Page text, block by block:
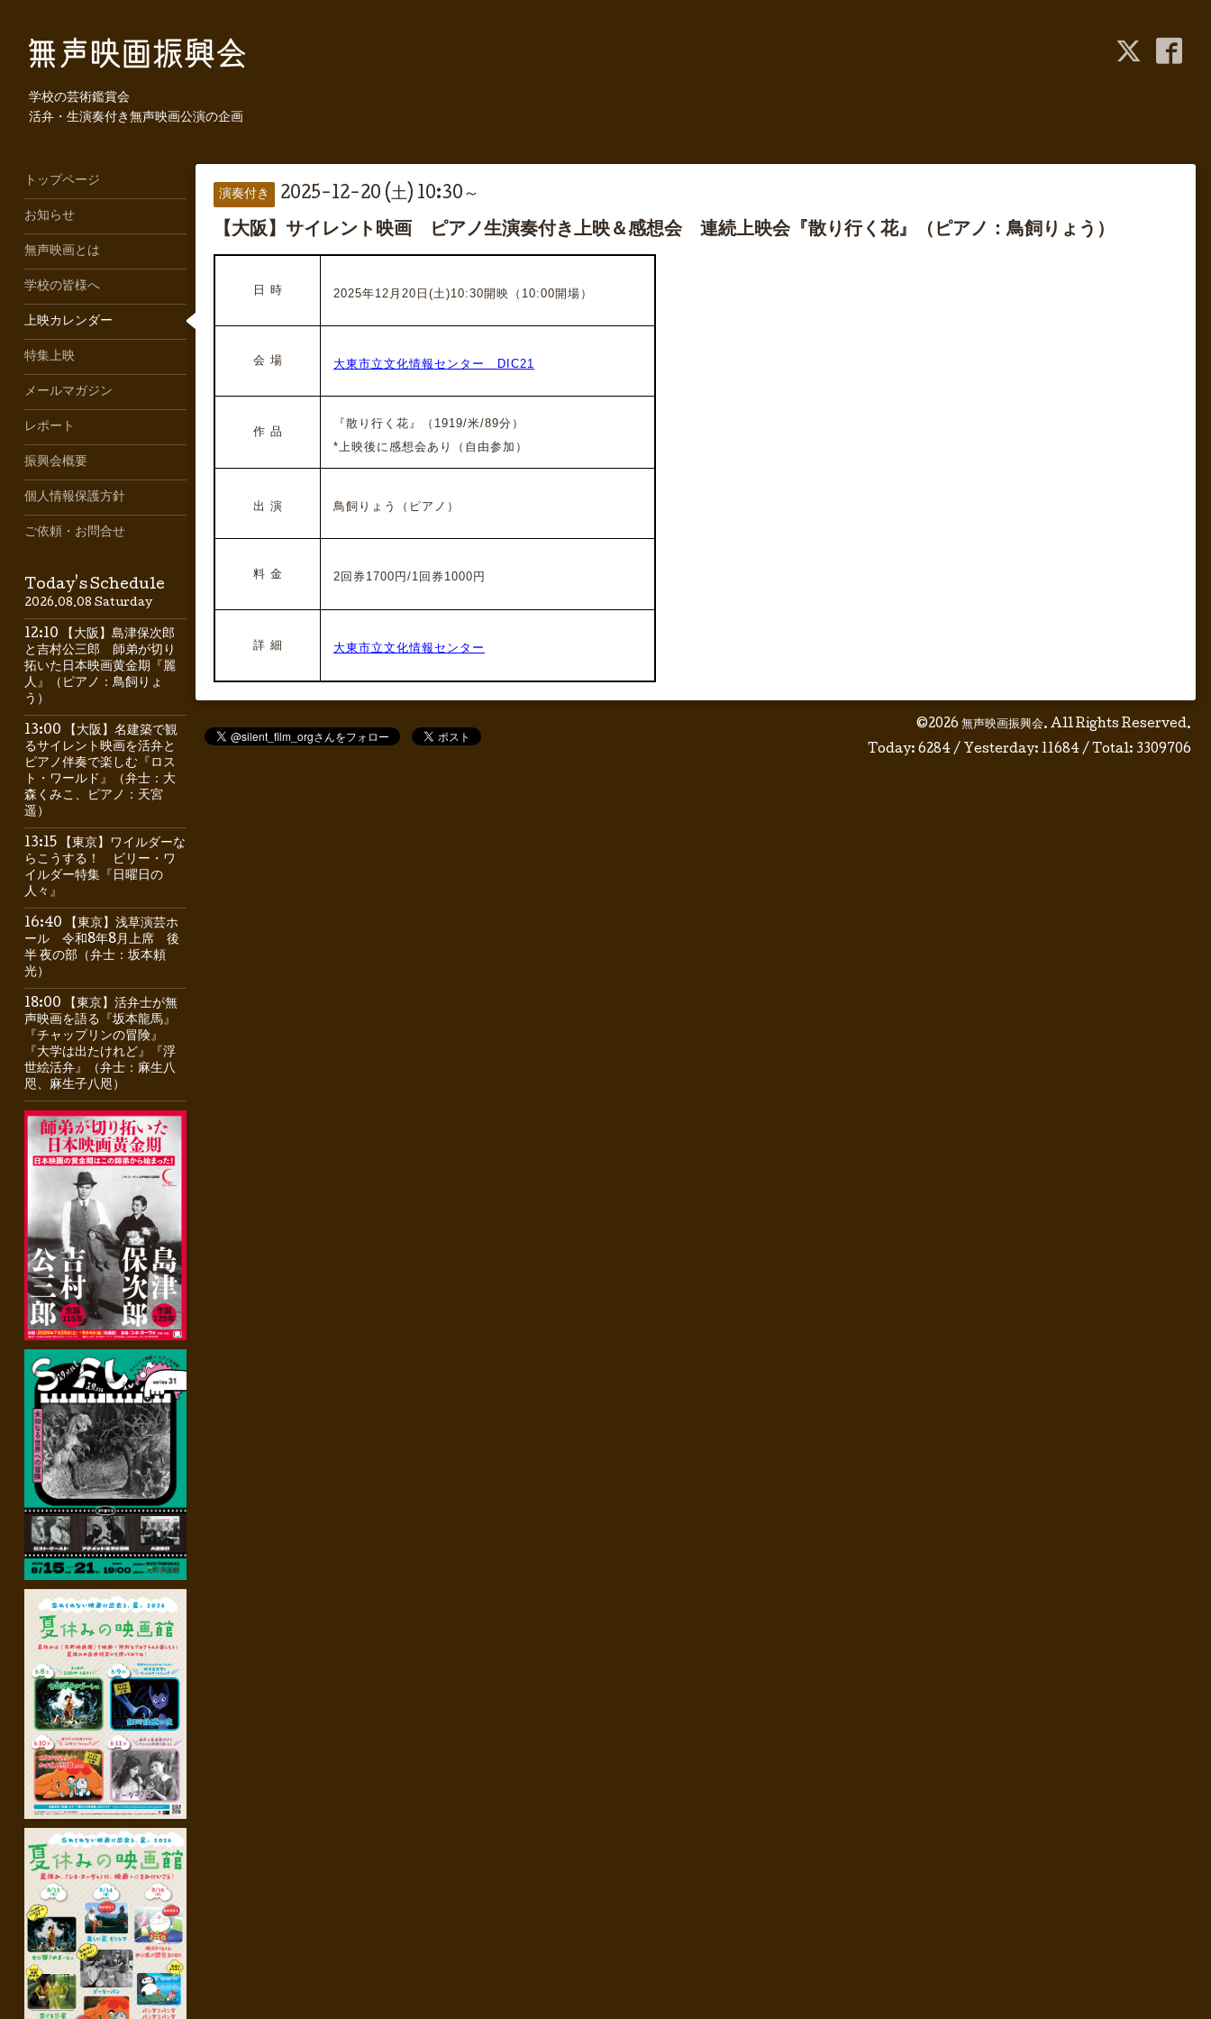
学校の芸術鑑賞会
活弁・生演奏付き無声映画公演の企画
演奏付き 2025-12-20 (土) 10:30～
【大阪】サイレント映画 ピアノ生演奏付き上映＆感想会 連続上映会『散り行く花』（ピアノ：鳥飼りょう）
日 時 2025年12月20日(土)10:30開映（10:00開場）
会 場 大東市立文化情報センター DIC21
作 品
『散り行く花』
（1919/米/89分）
*上映後に感想会あり（自由参加）
出 演 鳥飼りょう（ピアノ）
料 金 2回券1700円/1回券1000円
詳 細 大東市立文化情報センター
©2026 無声映画振興会. All Rights Reserved.
Today: 6284 / Yesterday: 11684 / Total: 3309706
トップページ
お知らせ
無声映画とは
学校の皆様へ
上映カレンダー
特集上映
メールマガジン
レポート
振興会概要
個人情報保護方針
ご依頼・お問合せ
Today's Schedule
2026.08.08 Saturday
12:10 【大阪】島津保次郎
と吉村公三郎 師弟が切り
拓いた日本映画黄金期『麗
人』（ピアノ：鳥飼りょ
う）
13:00 【大阪】名建築で観
るサイレント映画を活弁と
ピアノ伴奏で楽しむ『ロス
ト・ワールド』（弁士：大
森くみこ、ピアノ：天宮
遥）
13:15 【東京】ワイルダーな
らこうする！ ビリー・ワ
イルダー特集『日曜日の
人々』
16:40 【東京】浅草演芸ホ
ール 令和8年8月上席 後
半 夜の部（弁士：坂本頼
光）
18:00 【東京】活弁士が無
声映画を語る『坂本龍馬』
『チャップリンの冒険』
『大学は出たけれど』『浮
世絵活弁』（弁士：麻生八
咫、麻生子八咫）